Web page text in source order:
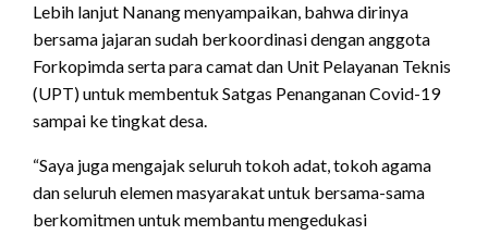
Lebih lanjut Nanang menyampaikan, bahwa dirinya
bersama jajaran sudah berkoordinasi dengan anggota
Forkopimda serta para camat dan Unit Pelayanan Teknis
(UPT) untuk membentuk Satgas Penanganan Covid-19
sampai ke tingkat desa.
“Saya juga mengajak seluruh tokoh adat, tokoh agama
dan seluruh elemen masyarakat untuk bersama-sama
berkomitmen untuk membantu mengedukasi